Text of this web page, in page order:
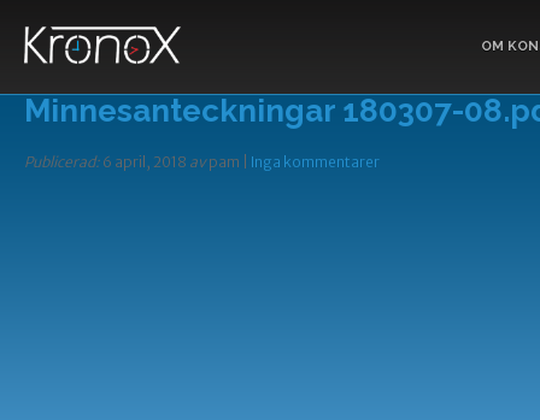
OM
Minnesanteckningar 180307-
Publicerad: 6 april, 2018 avpam | Inga kommentarer